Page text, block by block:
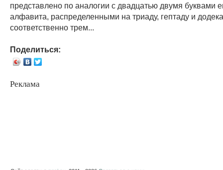
представлено по аналогии с двадцатью двумя буквами
алфавита, распределенными на триаду, гептаду и
соответственно трем...
Поделиться:
Реклама